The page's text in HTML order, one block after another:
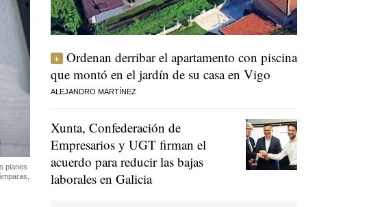
planes
Ordenan derribar el apartamento con piscina
que montó en el jardín de su casa en Vigo
ALEJANDRO MARTÍNEZ
Xunta, Confederación de
Empresarios y UGT firman el
acuerdo para reducir las bajas
laborales en Galicia